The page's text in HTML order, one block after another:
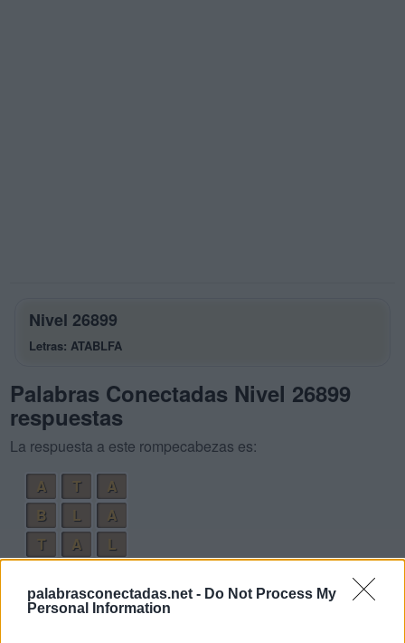
palabrasconectadas.net - Do Not Process My
Personal Information
Nivel 26899
Letras: ATABLFA
Palabras Conectadas Nivel 26899
respuestas
La respuesta a este rompecabezas es:
A
T
A
B
L
A
T
A
L
T
A L
A